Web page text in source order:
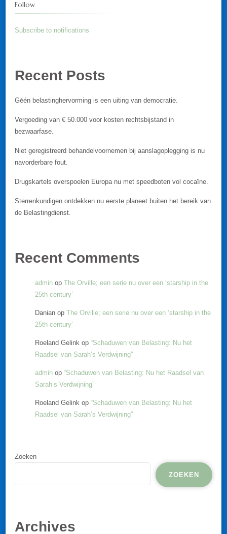
Follow
Subscribe to notifications
Recent Posts
Géén belastinghervorming is een uiting van democratie.
Vergoeding van € 50.000 voor kosten rechtsbijstand in
bezwaarfase.
Niet geregistreerd behandelvoornemen bij aanslagoplegging is nu
navorderbare fout.
Drugskartels overspoelen Europa nu met speedboten vol cocaïne.
Sterrenkundigen ontdekken nu eerste planeet buiten het bereik van
de Belastingdienst.
Recent Comments
admin op The Orville; een serie nu over een ‘starship in the
25th century’
Danian op The Orville; een serie nu over een ‘starship in the
25th century’
Roeland Gelink op “Schaduwen van Belasting: Nu het
Raadsel van Sarah’s Verdwijning”
admin op “Schaduwen van Belasting: Nu het Raadsel van
Sarah’s Verdwijning”
Roeland Gelink op “Schaduwen van Belasting: Nu het
Raadsel van Sarah’s Verdwijning”
Zoeken
ZOEKEN
Archives